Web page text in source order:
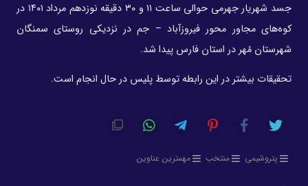
جسد شهریار جهرمی حوالی ساعت ۱۱ و ۳۰ دقیقه نوزدهم مرداد ۱۴۰۱ در
کوه‌های مجاور محور فیروزآباد – جم در نزدیکی روستای سمنگان
شهرستان مُهر در استان فارس پیدا شد.
تحقیقات بیشتر در این رابطه توسط پلیس در حال انجام است.
پتروشیمی منتخب مهمترین عناوین